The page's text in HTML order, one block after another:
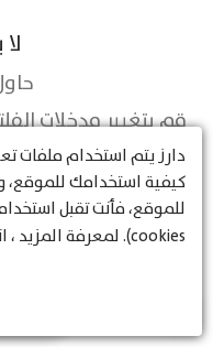
قم بتغيير مدخلات
أو
دارز
كيفية استخدامك للموقع،
للموقع، فأنت تقبل
cookies). لمعرفة المزيد ، انتقل إلى